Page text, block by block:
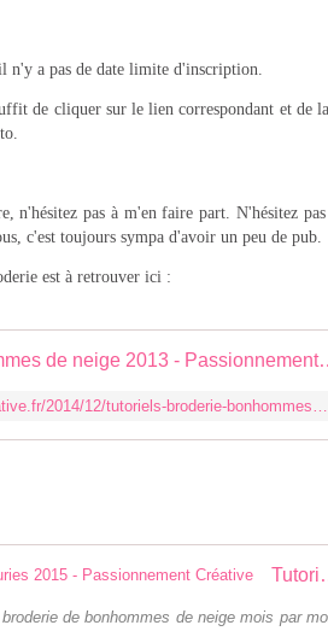
n'y a pas de date limite d'inscription.
de cliquer sur le lien correspondant et de
n'hésitez pas à m'en faire part. N'hésitez
c'est toujours sympa d'avoir un peu de pub.
est à retrouver ici :
Tutoriels Broderie
http://www.passionnementcreative.fr/2014/12/tutoriels-broderie-bonhommes-de-neige-2013.html
Tutoriels
de bonhommes de neige mois par